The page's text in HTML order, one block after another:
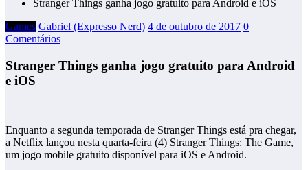
Stranger Things ganha jogo gratuito para Android e iOS
Games Gabriel (Expresso Nerd) 4 de outubro de 2017 0
Comentários
Stranger Things ganha jogo gratuito para Android
e iOS
Enquanto a segunda temporada de Stranger Things está pra chegar,
a Netflix lançou nesta quarta-feira (4) Stranger Things: The Game,
um jogo mobile gratuito disponível para iOS e Android.